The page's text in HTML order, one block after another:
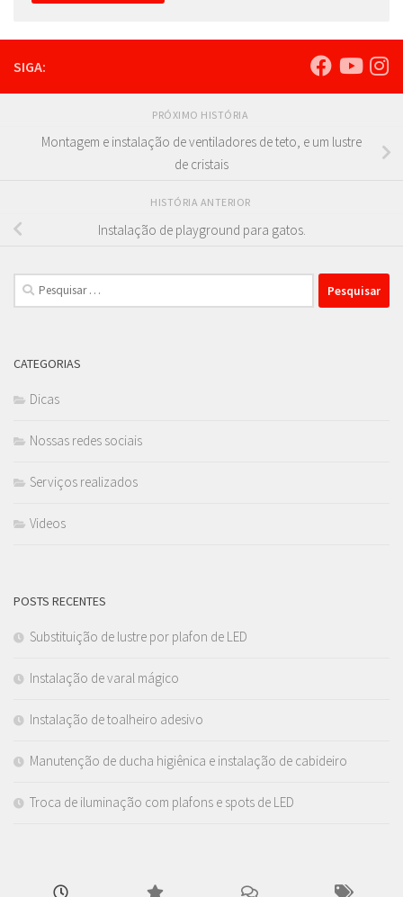
SIGA:
PRÓXIMO HISTÓRIA
Montagem e instalação de ventiladores de teto, e um lustre
de cristais
HISTÓRIA ANTERIOR
Instalação de playground para gatos.
Pesquisar
por:
CATEGORIAS
Dicas
Nossas redes sociais
Serviços realizados
Videos
POSTS RECENTES
Substituição de lustre por plafon de LED
Instalação de varal mágico
Instalação de toalheiro adesivo
Manutenção de ducha higiênica e instalação de cabideiro
Troca de iluminação com plafons e spots de LED